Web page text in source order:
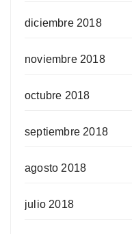
diciembre 2018
noviembre 2018
octubre 2018
septiembre 2018
agosto 2018
julio 2018